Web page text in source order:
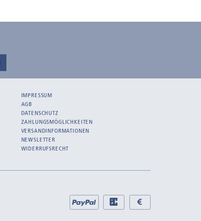
IMPRESSUM
AGB
DATENSCHUTZ
ZAHLUNGSMÖGLICHKEITEN
VERSANDINFORMATIONEN
NEWSLETTER
WIDERRUFSRECHT
Bei
uns
PayPal
bei
bei